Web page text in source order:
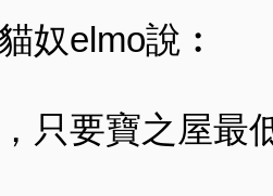
奴elmo說︰
只要寶之屋最